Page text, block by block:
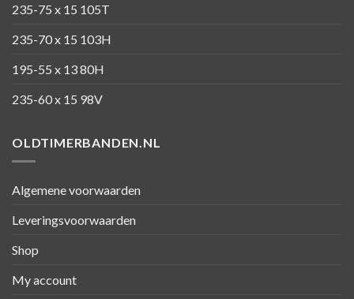
235-75 x 15 105T
235-70 x 15 103H
195-55 x 13 80H
235-60 x 15 98V
OLDTIMERBANDEN.NL
Algemene voorwaarden
Leveringsvoorwaarden
Shop
My account